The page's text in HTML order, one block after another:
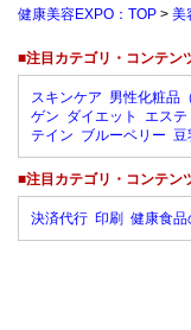
健康美容EXPO：TOP > 美
■注目カテゴリ・コンテン
スキンケア 男性化粧品
ゲン ダイエット エステ
テイン ブルーベリー 豆
■注目カテゴリ・コンテン
決済代行 印刷 健康食